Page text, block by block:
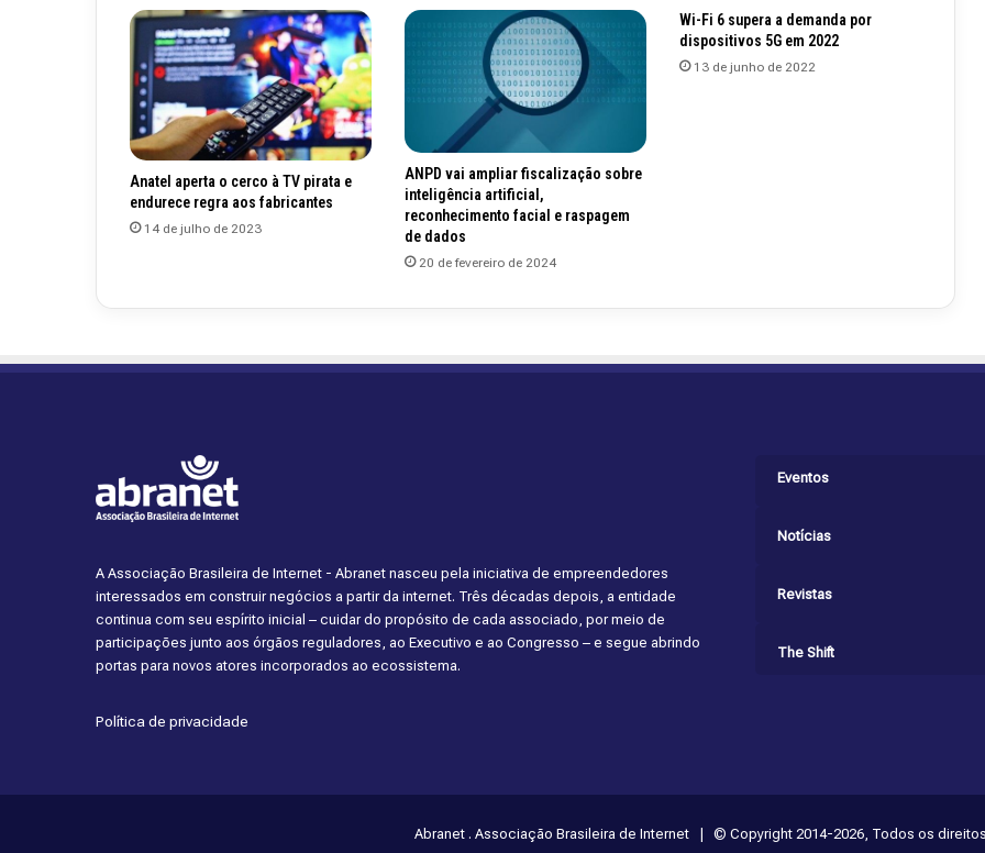
Anatel aperta o cerco à TV pirata e
endurece regra aos fabricantes
14 de julho de 2023
ANPD vai ampliar fiscalização sobre
inteligência artificial,
reconhecimento facial e raspagem
de dados
20 de fevereiro de 2024
Wi-Fi 6 supera a demanda por
dispositivos 5G em 2022
13 de junho de 2022
A Associação Brasileira de Internet - Abranet nasceu pela iniciativa de empreendedores
interessados em construir negócios a partir da internet. Três décadas depois, a entidade
continua com seu espírito inicial – cuidar do propósito de cada associado, por meio de
participações junto aos órgãos reguladores, ao Executivo e ao Congresso – e segue abrindo
portas para novos atores incorporados ao ecossistema.
Política de privacidade
Eventos
Notícias
Revistas
The Shift
Abranet . Associação Brasileira de Internet | © Copyright 2014-2026, Todos os